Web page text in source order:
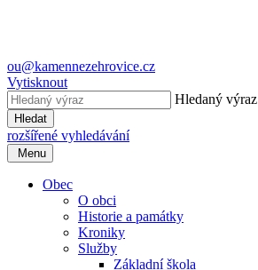
ou@kamennezehrovice.cz
Vytisknout
Hledaný výraz
Hledat
rozšířené vyhledávání
Menu
Obec
O obci
Historie a památky
Kroniky
Služby
Základní škola